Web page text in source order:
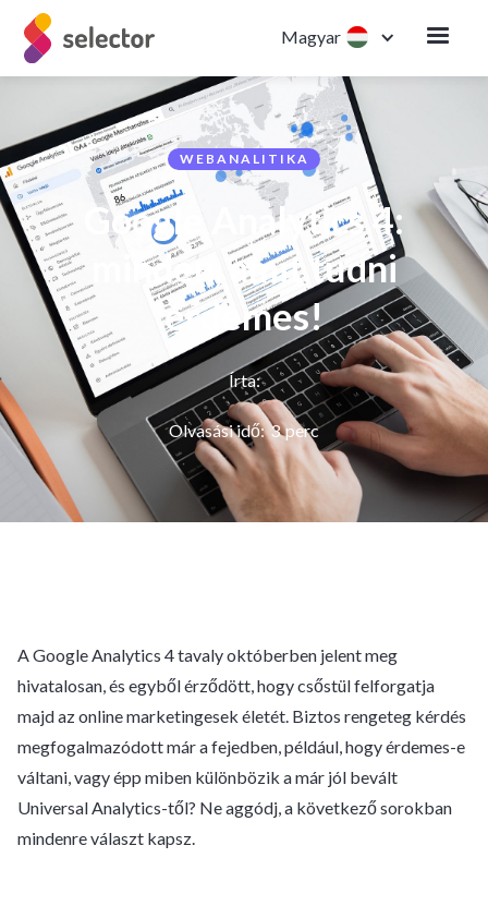
Magyar
WEBANALITIKA
Google Analytics 4:
minden, amit tudni
érdemes!
Írta:
Olvasási idő: 3 perc
A Google Analytics 4 tavaly októberben jelent meg
hivatalosan, és egyből érződött, hogy csőstül felforgatja
majd az online marketingesek életét. Biztos rengeteg kérdés
megfogalmazódott már a fejedben, például, hogy érdemes-e
váltani, vagy épp miben különbözik a már jól bevált
Universal Analytics-től? Ne aggódj, a következő sorokban
mindenre választ kapsz.